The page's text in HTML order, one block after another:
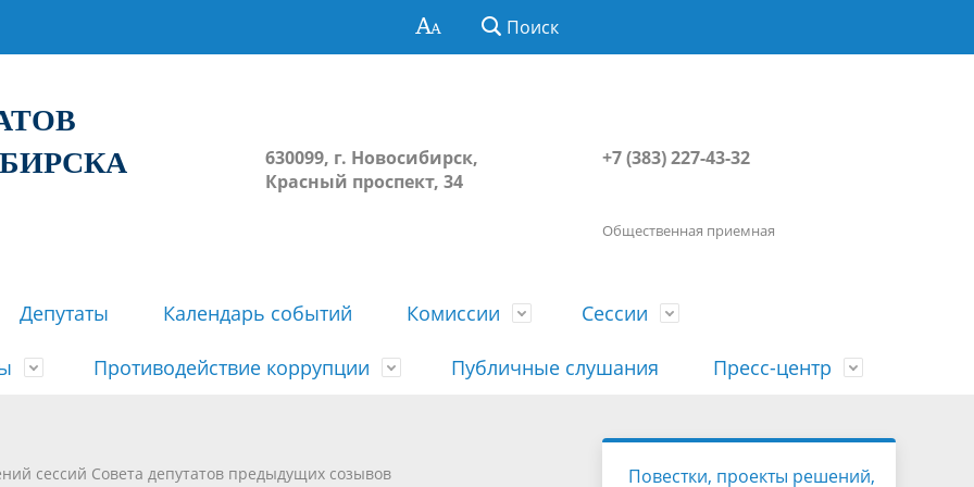
Поиск
630099, г. Новосибирск,
Красный проспект, 34
+7 (383) 227-43-32
Общественная приемная
История
Депутаты Календарь событий Комиссии Сессии
решений сессий Совета
недействующими решений Совета
Порядок посещения сессии
гражданами
Противодействие коррупции
Сведения о доходах, расходах, об
имуществе, обязательствах
Публичные слушания Пресс-центр
Наша "Прямая линия"
сессий Совета депутатов предыдущих созывов
Повестки, проекты решений,